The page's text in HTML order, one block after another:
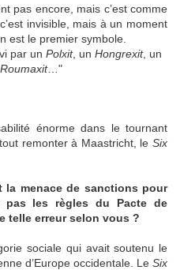
pas encore, mais c’est comme
invisible, mais à un moment
est le premier symbole.
par un Polxit, un Hongrexit, un
Roumaxit…"
énorme dans le tournant
remonter à Maastricht, le Six
la menace de sanctions pour
les règles du Pacte de
telle erreur selon vous ?
sociale qui avait soutenu le
d’Europe occidentale. Le Six